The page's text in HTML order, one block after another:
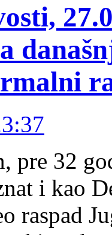
pre 32
i kao
raspad